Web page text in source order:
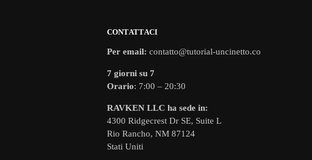
CONTATTACI
Per email: contatto@tutorial-uncinetto.co
7 giorni su 7
Orario: 7:00 – 20:30
RAVKEN LLC ha sede in:
4300 Ridgecrest Dr SE, Suite L
Rio Rancho, NM 87124
Stati Uniti